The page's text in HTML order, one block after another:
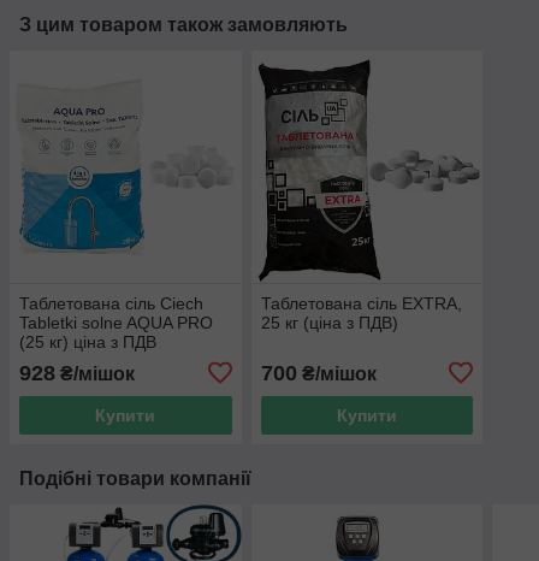
З цим товаром також замовляють
Таблетована сіль Сiech
Tabletki solne AQUA PRO
(25 кг) ціна з ПДВ
928 ₴/мішок
Купити
Таблетована сіль EXTRA,
25 кг (ціна з ПДВ)
700 ₴/мішок
Купити
Подібні товари компанії